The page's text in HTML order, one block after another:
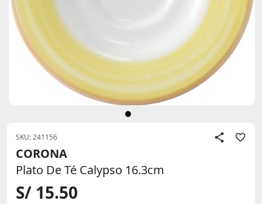
SKU: 241156
CORONA
Plato De Té Calypso 16.3cm
S/ 15.50